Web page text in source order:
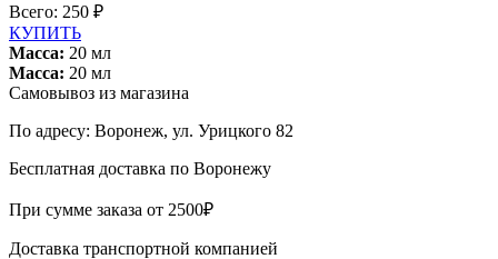
Всего: 250 ₽
КУПИТЬ
Масса: 20 мл
Масса: 20 мл
Самовывоз из магазина
По адресу: Воронеж, ул. Урицкого 82
Бесплатная доставка по Воронежу
При сумме заказа от 2500₽
Доставка транспортной компанией